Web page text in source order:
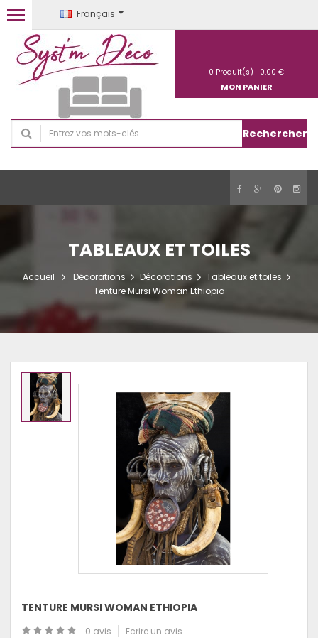
Français
Rechercher
0 Produit(s)- 0,00 €
MON PANIER
TABLEAUX ET TOILES
Accueil Décorations Décorations
Tableaux et toiles
Tenture Mursi Woman Ethiopia
TENTURE MURSI WOMAN ETHIOPIA
0 avis Ecrire un avis